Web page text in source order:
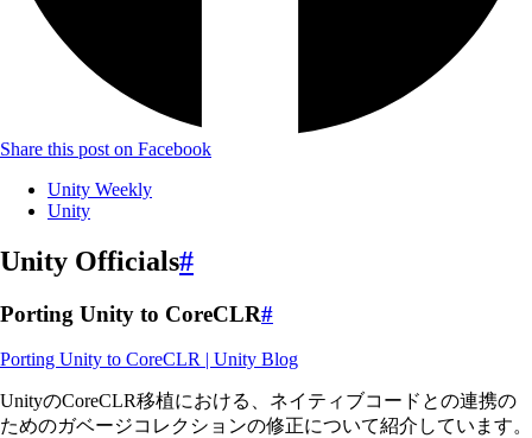
Share this post on Facebook
Unity Weekly
Unity
Unity Officials#
Porting Unity to CoreCLR#
Porting Unity to CoreCLR | Unity Blog
UnityのCoreCLR移植における、ネイティブコードとの連携の
ためのガベージコレクションの修正について紹介しています。